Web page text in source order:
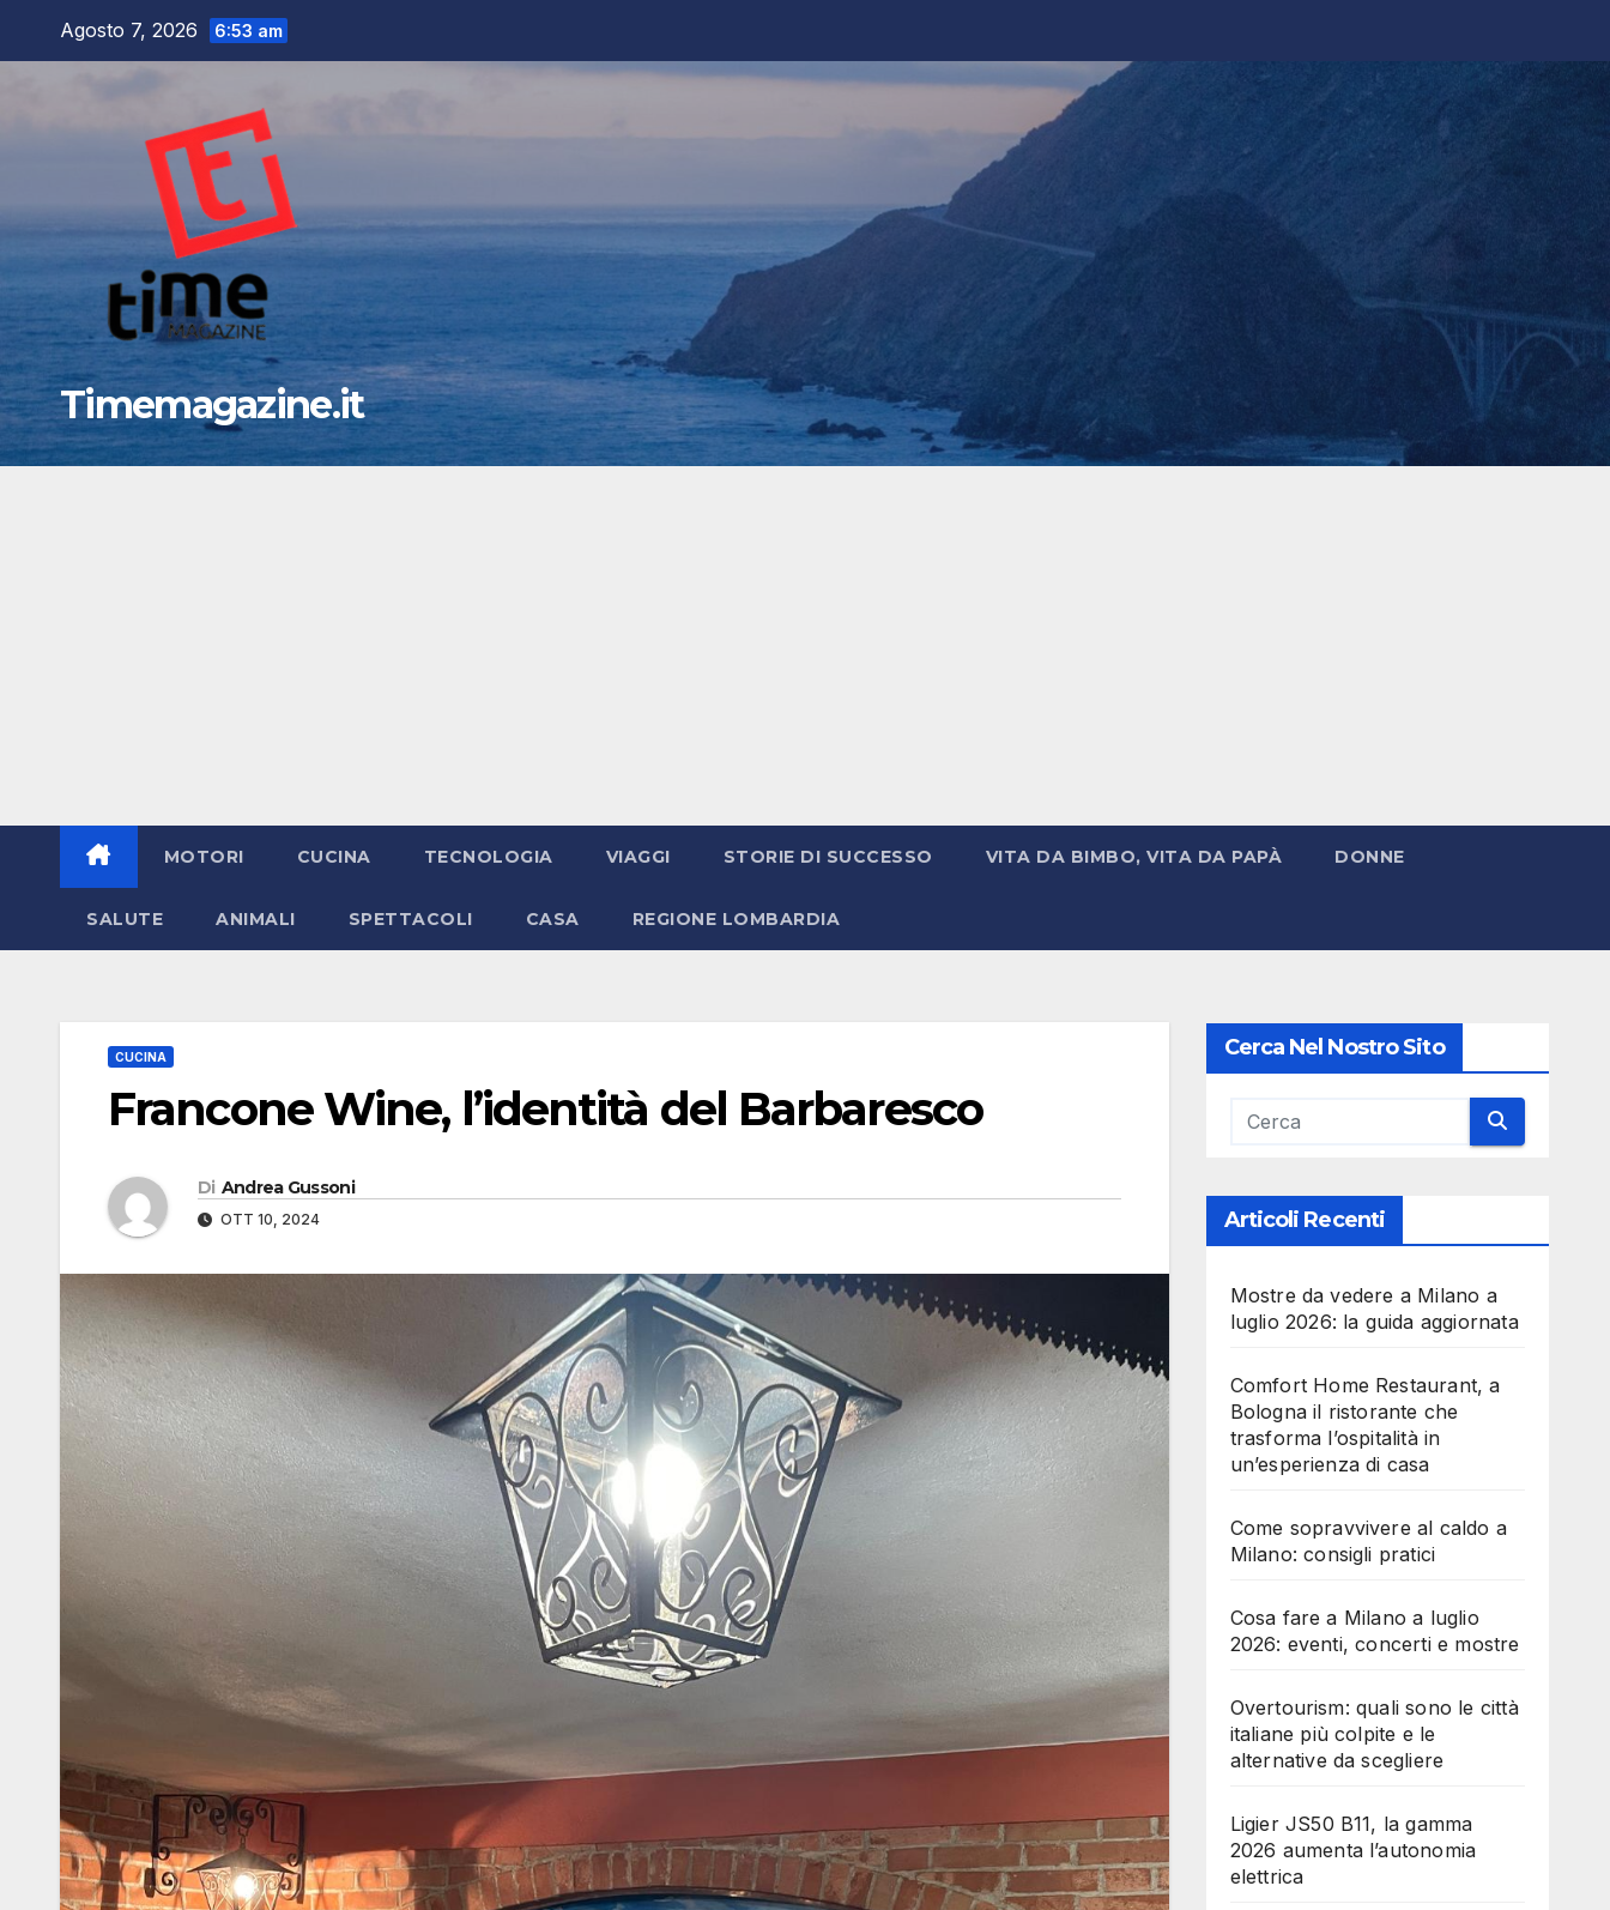
Agosto 7, 2026 6:53 am
Timemagazine.it
MOTORI CUCINA TECNOLOGIA VIAGGI STORIE DI SUCCESSO VITA DA BIMBO, VITA DA PAPÀ DONNE
SALUTE ANIMALI SPETTACOLI CASA REGIONE LOMBARDIA
CUCINA
Francone Wine, l’identità del Barbaresco
Di Andrea Gussoni
OTT 10, 2024
Cerca Nel Nostro Sito
Articoli Recenti
Mostre da vedere a Milano a
luglio 2026: la guida aggiornata
Comfort Home Restaurant, a
Bologna il ristorante che
trasforma l’ospitalità in
un’esperienza di casa
Come sopravvivere al caldo a
Milano: consigli pratici
Cosa fare a Milano a luglio
2026: eventi, concerti e mostre
Overtourism: quali sono le città
italiane più colpite e le
alternative da scegliere
Ligier JS50 B11, la gamma
2026 aumenta l’autonomia
elettrica